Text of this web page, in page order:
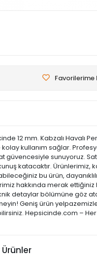
Favorilerime
12 mm. Kabzalı Havalı
kolay kullanım sağlar.
güvencesiyle sunuyoruz.
katacaktır. Ürünlerimiz,
bu ürün,
hakkında merak
detaylar bölümüne göz
Geniş ürün
Hepsicinde.com –